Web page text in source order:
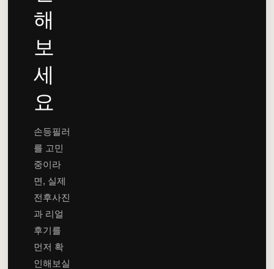
해
보
세
요
손등필러
를 고민
중이라
면, 실제
전후사진
과 리얼
후기를
먼저 확
인해보실